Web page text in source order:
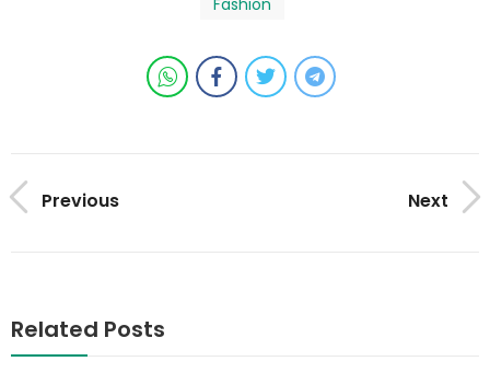
Fashion
Previous Next
Related Posts